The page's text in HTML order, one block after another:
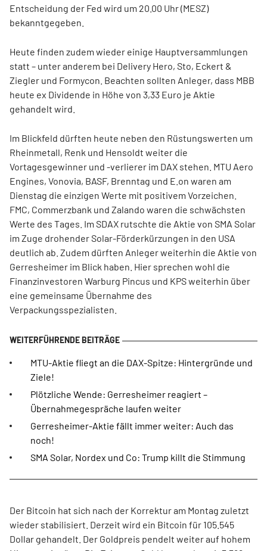
Entscheidung der Fed wird um 20.00 Uhr (MESZ)
bekanntgegeben.
Heute finden zudem wieder einige Hauptversammlungen
statt – unter anderem bei Delivery Hero, Sto, Eckert &
Ziegler und Formycon. Beachten sollten Anleger, dass MBB
heute ex Dividende in Höhe von 3,33 Euro je Aktie
gehandelt wird.
Im Blickfeld dürften heute neben den Rüstungswerten um
Rheinmetall, Renk und Hensoldt weiter die
Vortagesgewinner und -verlierer im DAX stehen. MTU Aero
Engines, Vonovia, BASF, Brenntag und E.on waren am
Dienstag die einzigen Werte mit positivem Vorzeichen.
FMC, Commerzbank und Zalando waren die schwächsten
Werte des Tages. Im SDAX rutschte die Aktie von SMA Solar
im Zuge drohender Solar-Förderkürzungen in den USA
deutlich ab. Zudem dürften Anleger weiterhin die Aktie von
Gerresheimer im Blick haben. Hier sprechen wohl die
Finanzinvestoren Warburg Pincus und KPS weiterhin über
eine gemeinsame Übernahme des
Verpackungsspezialisten.
MTU-Aktie fliegt an die DAX-Spitze: Hintergründe und
Ziele!
Plötzliche Wende: Gerresheimer reagiert –
Übernahmegespräche laufen weiter
Gerresheimer-Aktie fällt immer weiter: Auch das
noch!
SMA Solar, Nordex und Co: Trump killt die Stimmung
Der Bitcoin hat sich nach der Korrektur am Montag zuletzt
wieder stabilisiert. Derzeit wird ein Bitcoin für 105.545
Dollar gehandelt. Der Goldpreis pendelt weiter auf hohem